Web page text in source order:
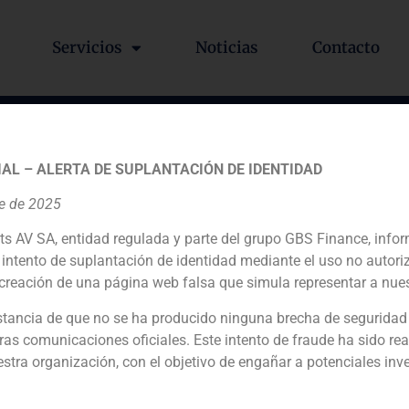
Servicios Noticias Contacto
Finance, opina sobre el
han estudiado con detalle los portfolios de las cajas, pero
GBS Finance.
Eran reticentes a vender con descuento por el impacto
porque las haría parecer débiles. Ahora necesitan
– ALERTA DE SUPLANTACIÓN DE IDENTIDAD
de 2025
AV SA, entidad regulada y parte del grupo GBS Finance,
de suplantación de identidad mediante el uso no
de una página web falsa que simula representar a
de que no se ha producido ninguna brecha de
comunicaciones oficiales. Este intento de fraude ha sido
organización, con el objetivo de engañar a potenciales